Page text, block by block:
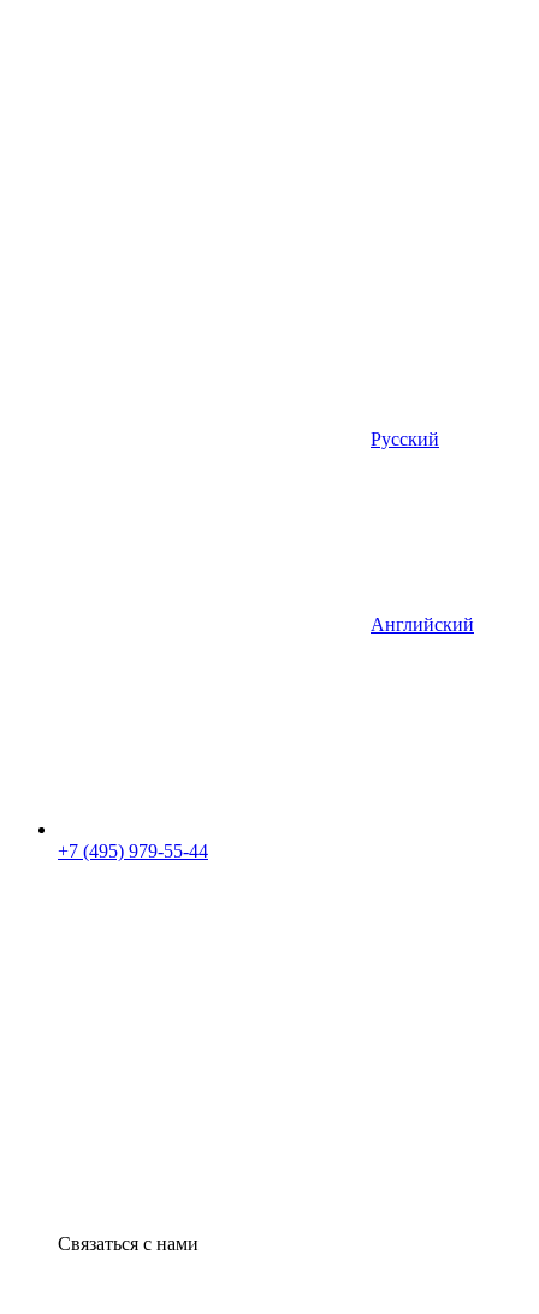
Русский
Английский
+7 (495) 979-55-44
Связаться с нами